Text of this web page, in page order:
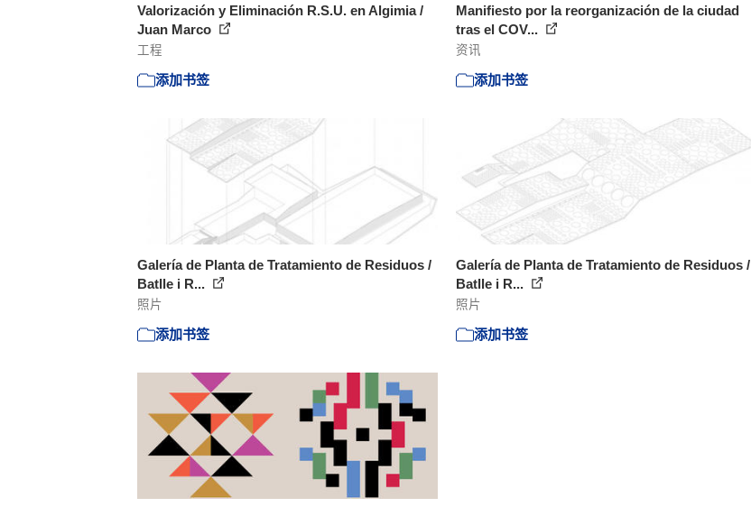
Valorización y Eliminación R.S.U. en Algimia /
Juan Marco
工程
添加书签
Manifiesto por la reorganización de la ciudad
tras el COV...
资讯
添加书签
Galería de Planta de Tratamiento de Residuos /
Batlle i R...
照片
添加书签
Galería de Planta de Tratamiento de Residuos /
Batlle i R...
照片
添加书签